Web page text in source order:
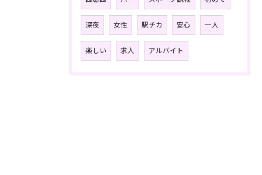
深夜 女性 駅チカ 安心 一人
楽しい 求人 アルバイト